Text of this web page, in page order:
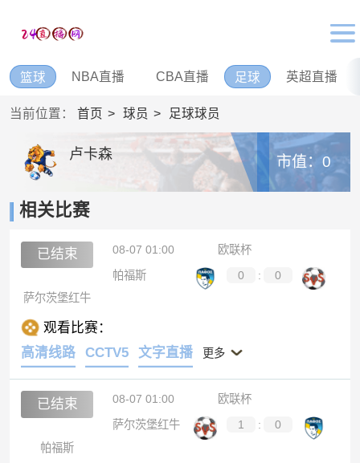
篮球 NBA直播 CBA直播 足球 英超直播
当前位置： 首页 球员 足球球员
卢卡森 市值：0
相关比赛
已结束 08-07 01:00
欧联杯
帕福斯
0 :
0
萨尔茨堡红牛
观看比赛：
高清线路
CCTV5 文字直播 更多
已结束 08-07 01:00
欧联杯
萨尔茨堡红牛
1 :
0
帕福斯